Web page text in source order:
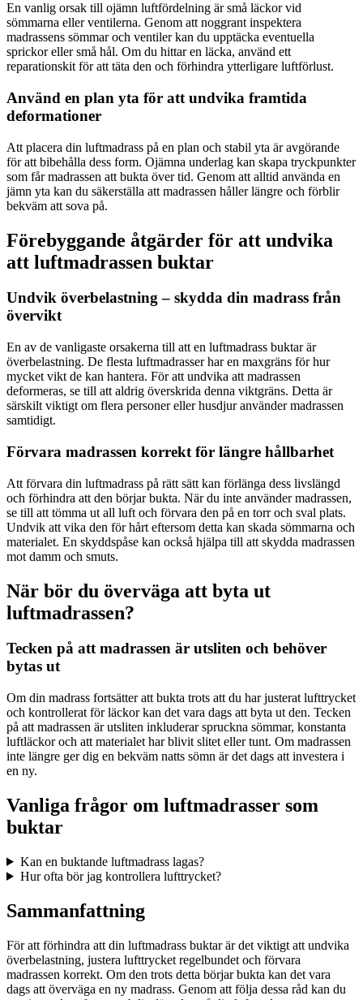
En vanlig orsak till ojämn luftfördelning är små läckor vid
sömmarna eller ventilerna. Genom att noggrant inspektera
madrassens sömmar och ventiler kan du upptäcka eventuella
sprickor eller små hål. Om du hittar en läcka, använd ett
reparationskit för att täta den och förhindra ytterligare luftförlust.
Använd en plan yta för att undvika framtida
deformationer
Att placera din luftmadrass på en plan och stabil yta är avgörande
för att bibehålla dess form. Ojämna underlag kan skapa tryckpunkter
som får madrassen att bukta över tid. Genom att alltid använda en
jämn yta kan du säkerställa att madrassen håller längre och förblir
bekväm att sova på.
Förebyggande åtgärder för att undvika
att luftmadrassen buktar
Undvik överbelastning – skydda din madrass från
övervikt
En av de vanligaste orsakerna till att en luftmadrass buktar är
överbelastning. De flesta luftmadrasser har en maxgräns för hur
mycket vikt de kan hantera. För att undvika att madrassen
deformeras, se till att aldrig överskrida denna viktgräns. Detta är
särskilt viktigt om flera personer eller husdjur använder madrassen
samtidigt.
Förvara madrassen korrekt för längre hållbarhet
Att förvara din luftmadrass på rätt sätt kan förlänga dess livslängd
och förhindra att den börjar bukta. När du inte använder madrassen,
se till att tömma ut all luft och förvara den på en torr och sval plats.
Undvik att vika den för hårt eftersom detta kan skada sömmarna och
materialet. En skyddspåse kan också hjälpa till att skydda madrassen
mot damm och smuts.
När bör du överväga att byta ut
luftmadrassen?
Tecken på att madrassen är utsliten och behöver
bytas ut
Om din madrass fortsätter att bukta trots att du har justerat lufttrycket
och kontrollerat för läckor kan det vara dags att byta ut den. Tecken
på att madrassen är utsliten inkluderar spruckna sömmar, konstanta
luftläckor och att materialet har blivit slitet eller tunt. Om madrassen
inte längre ger dig en bekväm natts sömn är det dags att investera i
en ny.
Vanliga frågor om luftmadrasser som
buktar
Kan en buktande luftmadrass lagas?
Hur ofta bör jag kontrollera lufttrycket?
Sammanfattning
För att förhindra att din luftmadrass buktar är det viktigt att undvika
överbelastning, justera lufttrycket regelbundet och förvara
madrassen korrekt. Om den trots detta börjar bukta kan det vara
dags att överväga en ny madrass. Genom att följa dessa råd kan du